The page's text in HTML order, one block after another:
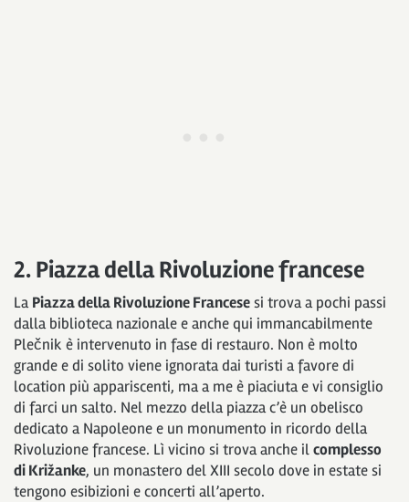
2. Piazza della Rivoluzione francese
LaPiazza della Rivoluzione Francesesi trova a pochi passi
dalla biblioteca nazionale e anche qui immancabilmente
Plečnik è intervenuto in fase di restauro. Non è molto
grande e di solito viene ignorata dai turisti a favore di
location più appariscenti, ma a me è piaciuta e vi consiglio
di farci un salto. Nel mezzo della piazza c’è un obelisco
dedicato a Napoleone e un monumento in ricordo della
Rivoluzione francese. Lì vicino si trova anche ilcomplesso
di Križanke, un monastero del XIII secolo dove in estate si
tengono esibizioni e concerti all’aperto.